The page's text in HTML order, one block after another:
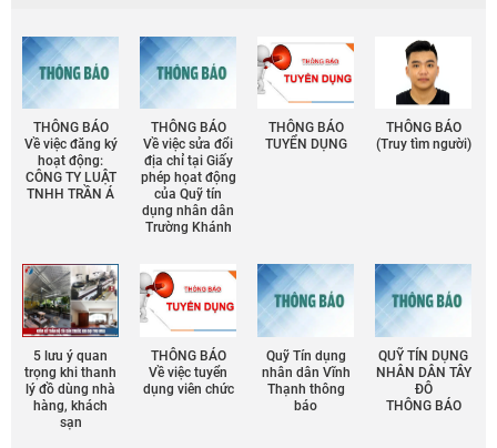
THÔNG BÁO
Về việc đăng ký
hoạt động:
CÔNG TY LUẬT
TNHH TRẦN Á
THÔNG BÁO
Về việc sửa đổi
địa chỉ tại Giấy
phép họat động
của Quỹ tín
dụng nhân dân
Trường Khánh
THÔNG BÁO
TUYỂN DỤNG
THÔNG BÁO
(Truy tìm người)
5 lưu ý quan
trọng khi thanh
lý đồ dùng nhà
hàng, khách
sạn
THÔNG BÁO
Về việc tuyển
dụng viên chức
Quỹ Tín dụng
nhân dân Vĩnh
Thạnh thông
báo
QUỸ TÍN DỤNG
NHÂN DÂN TÂY
ĐÔ
THÔNG BÁO